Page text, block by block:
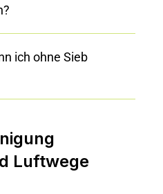
ich ohne Sieb
Luftwege